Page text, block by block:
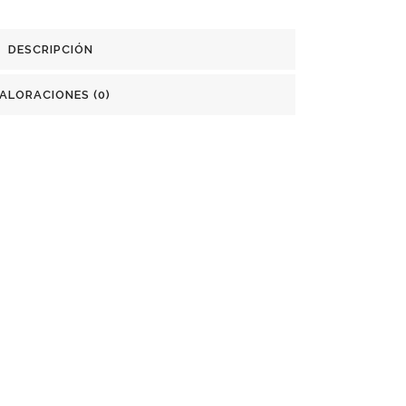
DESCRIPCIÓN
(0)